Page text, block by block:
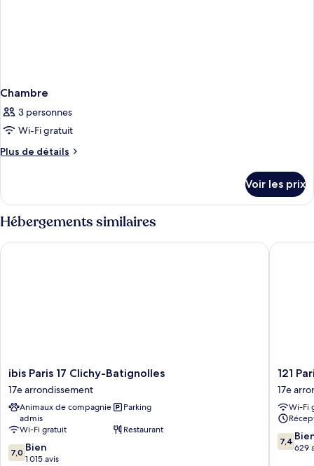
Chambre
3 personnes
Wi-Fi gratuit
Plus de détails
Plus
le
type
de
chambre
Chambre
Voir les prix
Hébergements similaires
ibis
Paris
17
Clichy-
Batignolles
17e
arrondissement
ibis Paris 17 Clichy-Batignolles
17e arrondissement
Animaux de compagnie
admis
Parking
Wi-Fi gratuit
Restaurant
7.0
sur
7,0 Bien
1 015 avis
ibis Paris 17 Clichy-Batignolles
121
Paris
Hotel
17e
121
17e
Wi-Fi
7.4
sur
7,4
629
121